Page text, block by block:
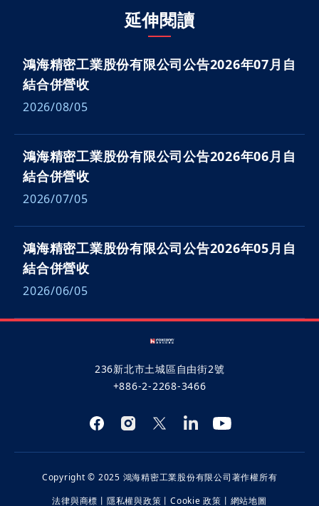
延伸閱讀
鴻海精密工業股份有限公司公告2026年07月自
結合併營收
2026/08/05
鴻海精密工業股份有限公司公告2026年06月自
結合併營收
2026/07/05
鴻海精密工業股份有限公司公告2026年05月自
結合併營收
2026/06/05
236新北市土城區自由街2號
+886-2-2268-3466
Copyright © 2025 鴻海精密工業股份有限公司著作權所有
法律與商標 丨 隱私權與政策 丨Cookie 政策 丨 網站地圖